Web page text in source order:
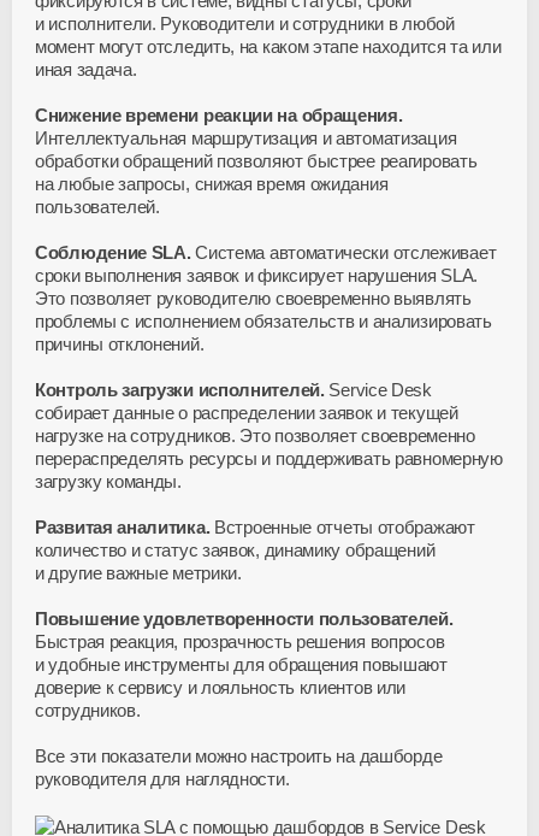
и исполнители. Руководители и сотрудники в любой
момент могут отследить, на каком этапе находится та или
иная задача.
Снижение времени реакции на обращения.
Интеллектуальная маршрутизация и автоматизация
обработки обращений позволяют быстрее реагировать
на любые запросы, снижая время ожидания
пользователей.
Соблюдение SLA.Система автоматически отслеживает
сроки выполнения заявок и фиксирует нарушения SLA.
Это позволяет руководителю своевременно выявлять
проблемы с исполнением обязательств и анализировать
причины отклонений.
Контроль загрузки исполнителей.Service Desk
собирает данные о распределении заявок и текущей
нагрузке на сотрудников. Это позволяет своевременно
перераспределять ресурсы и поддерживать равномерную
загрузку команды.
Развитая аналитика.Встроенные отчеты отображают
количество и статус заявок, динамику обращений
и другие важные метрики.
Повышение удовлетворенности пользователей.
Быстрая реакция, прозрачность решения вопросов
и удобные инструменты для обращения повышают
доверие к сервису и лояльность клиентов или
сотрудников.
Все эти показатели можно настроить на дашборде
руководителя для наглядности.